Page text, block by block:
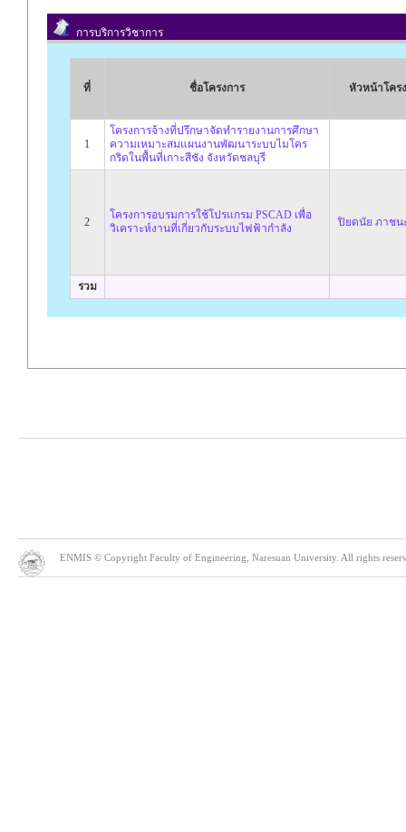
การบริการวิชาการ
ที่ ชื่อโครงการ หัวหน้าโคร
1
โครงการจ้างที่ปรึกษาจัดทำรายงานการศึกษา
ความเหมาะสมแผนงานพัฒนาระบบไมโคร
กริดในพื้นที่เกาะสีชัง จังหวัดชลบุรี
2
โครงการอบรมการใช้โปรแกรม PSCAD เพื่อ
วิเคราะห์งานที่เกี่ยวกับระบบไฟฟ้ากำลัง
ปิยดนัย ภาชน
รวม
ENMIS © Copyright Faculty of Engineering, Naresuan University. All rights